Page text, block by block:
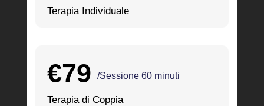
Terapia Individuale
€79 /Sessione 60 minuti
Terapia di Coppia